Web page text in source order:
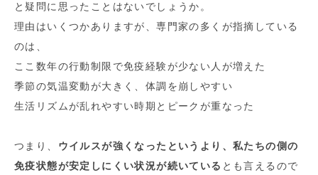
と疑問に思ったことはないでしょうか。
理由はいくつかありますが、専門家の多くが指摘している
のは、
ここ数年の行動制限で免疫経験が少ない人が増えた
季節の気温変動が大きく、体調を崩しやすい
生活リズムが乱れやすい時期とピークが重なった
つまり、 ウイルスが強くなったというより、私たちの側の
免疫状態が安定しにくい状況が続いている とも言えるので